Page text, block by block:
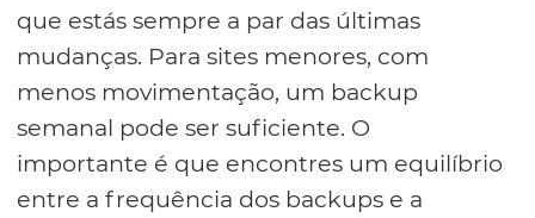
que estás sempre a par das últimas
mudanças. Para sites menores, com
menos movimentação, um backup
semanal pode ser suficiente. O
importante é que encontres um equilíbrio
entre a frequência dos backups e a